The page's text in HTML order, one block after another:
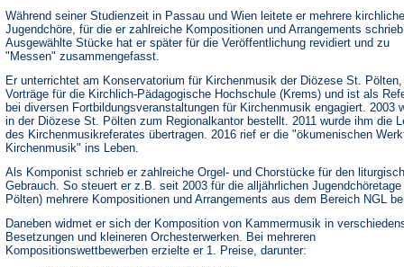
Während seiner Studienzeit in Passau und Wien leitete er mehrere kirchliche
Jugendchöre, für die er zahlreiche Kompositionen und Arrangements
Ausgewählte Stücke hat er später für die Veröffentlichung revidiert und zu
"Messen" zusammengefasst.
Er unterrichtet am Konservatorium für Kirchenmusik der Diözese St.
Vorträge für die Kirchlich-Pädagogische Hochschule (Krems) und ist als
bei diversen Fortbildungsveranstaltungen für Kirchenmusik engagiert. 2003
in der Diözese St. Pölten zum Regionalkantor bestellt. 2011 wurde ihm die
des Kirchenmusikreferates übertragen. 2016 rief er die "ökumenischen
Kirchenmusik" ins Leben.
Als Komponist schrieb er zahlreiche Orgel- und Chorstücke für den
Gebrauch. So steuert er z.B. seit 2003 für die alljährlichen
Pölten) mehrere Kompositionen und Arrangements aus dem Bereich NGL
Daneben widmet er sich der Komposition von Kammermusik in
Besetzungen und kleineren Orchesterwerken. Bei mehreren
Kompositionswettbewerben erzielte er 1. Preise, darunter: